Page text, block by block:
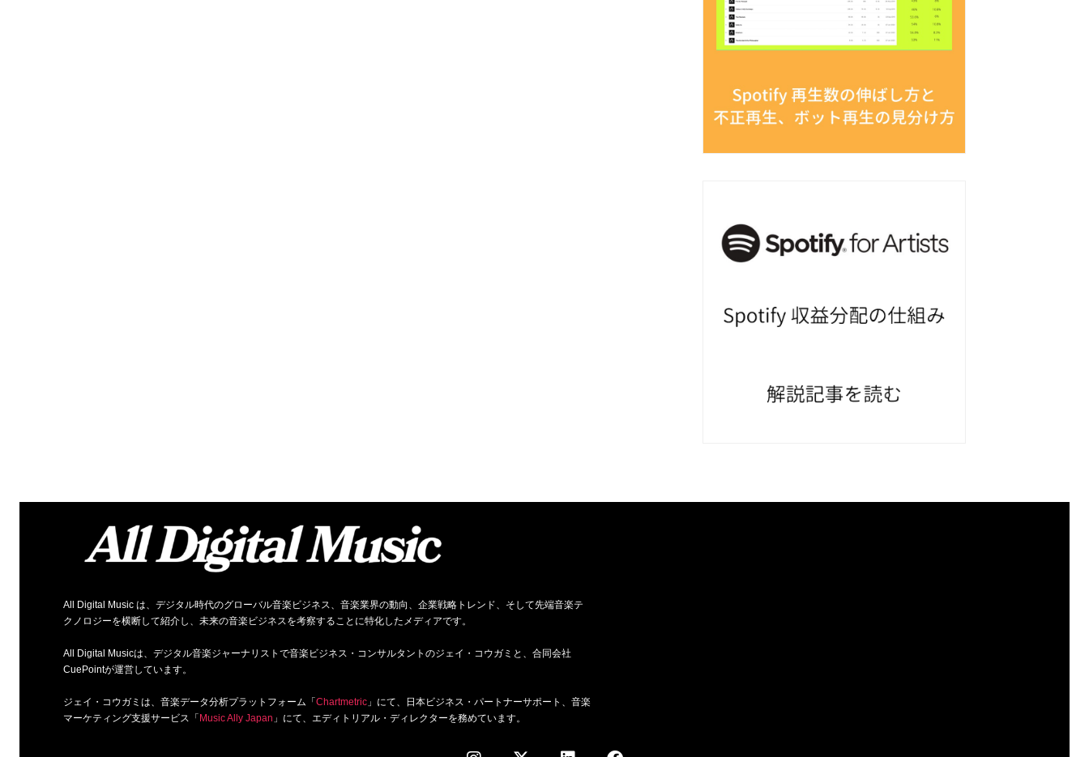
All Digital Music は、デジタル時代のグローバル音楽ビジネス、音楽業界の動向、企業戦略トレンド、そして先端音楽テ
クノロジーを横断して紹介し、未来の音楽ビジネスを考察することに特化したメディアです。
All Digital Musicは、デジタル音楽ジャーナリストで音楽ビジネス・コンサルタントのジェイ・コウガミと、合同会社
CuePointが運営しています。
ジェイ・コウガミは、音楽データ分析プラットフォーム「Chartmetric」にて、日本ビジネス・パートナーサポート、音楽
マーケティング支援サービス「Music Ally Japan 」にて、エディトリアル・ディレクターを務めています。